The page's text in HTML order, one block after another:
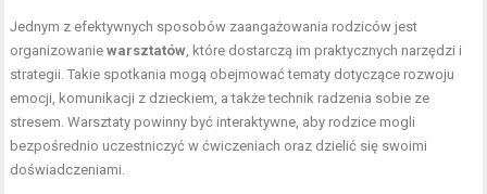
Jednym z efektywnych sposobów zaangażowania rodziców jest
organizowaniewarsztatów, które dostarczą im praktycznych narzędzi i
strategii. Takie spotkania mogą obejmować tematy dotyczące rozwoju
emocji, komunikacji z dzieckiem, a także technik radzenia sobie ze
stresem. Warsztaty powinny być interaktywne, aby rodzice mogli
bezpośrednio uczestniczyć w ćwiczeniach oraz dzielić się swoimi
doświadczeniami.